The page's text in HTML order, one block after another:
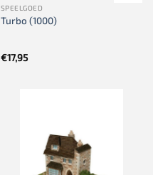
SPEELGOED
Turbo (1000)
€17,95